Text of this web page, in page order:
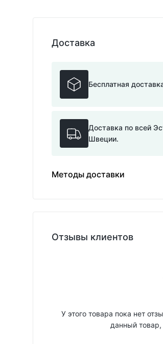
Доставка
Бесплатная
Доставка по всей
Швеции.
Методы доставки
Отзывы клиентов
У этого товара пока нет
данный товар,